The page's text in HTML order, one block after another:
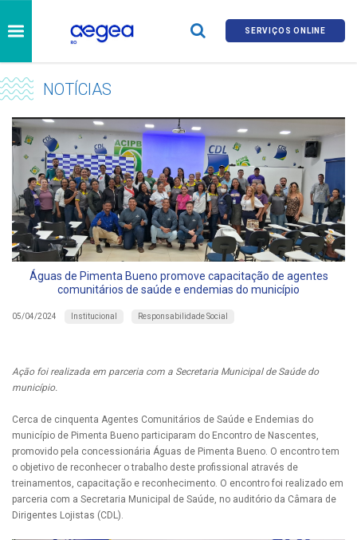
SERVIÇOS ONLINE
NOTÍCIAS
Águas de Pimenta Bueno promove capacitação de agentes
comunitários de saúde e endemias do município
05/04/2024 Institucional Responsabilidade Social
Ação foi realizada em parceria com a Secretaria Municipal de Saúde do
município.
Cerca de cinquenta Agentes Comunitários de Saúde e Endemias do
município de Pimenta Bueno participaram do Encontro de Nascentes,
promovido pela concessionária Águas de Pimenta Bueno. O encontro tem
o objetivo de reconhecer o trabalho deste profissional através de
treinamentos, capacitação e reconhecimento. O encontro foi realizado em
parceria com a Secretaria Municipal de Saúde, no auditório da Câmara de
Dirigentes Lojistas (CDL).